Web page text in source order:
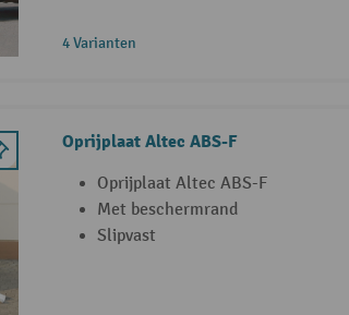
4 Varianten
Oprijplaat Altec ABS-F
Oprijplaat Altec ABS-F
Met beschermrand
Slipvast